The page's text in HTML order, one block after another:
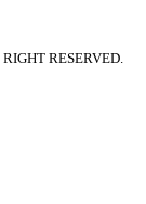
RESERVED.